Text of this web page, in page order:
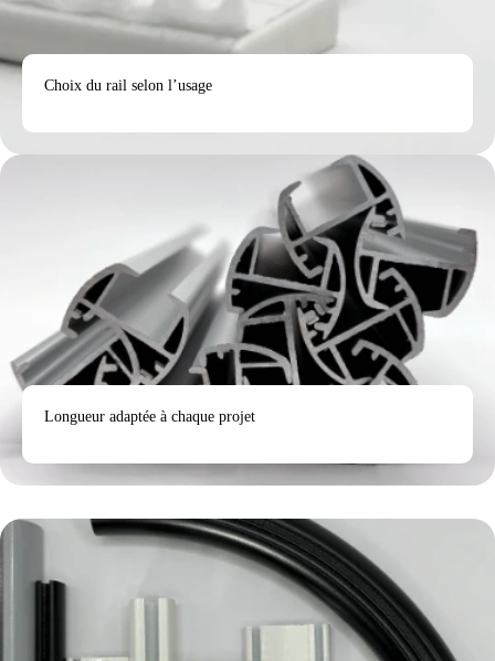
Choix du rail selon l’usage
Longueur adaptée à chaque projet